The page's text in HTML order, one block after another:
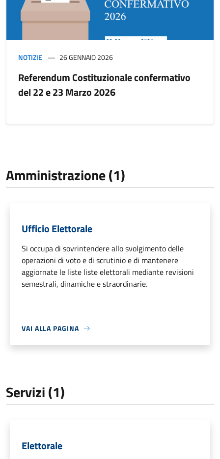
NOTIZIE 26 GENNAIO 2026
Referendum Costituzionale confermativo
del 22 e 23 Marzo 2026
Amministrazione (1)
Ufficio Elettorale
Si occupa di sovrintendere allo svolgimento delle
operazioni di voto e di scrutinio e di mantenere
aggiornate le liste liste elettorali mediante revisioni
semestrali, dinamiche e straordinarie.
VAI ALLA PAGINA
Servizi (1)
Elettorale